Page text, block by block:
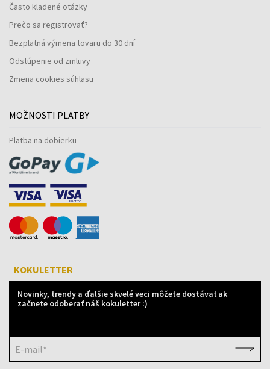
Často kladené otázky
Prečo sa registrovať?
Bezplatná výmena tovaru do 30 dní
Odstúpenie od zmluvy
Zmena cookies súhlasu
MOŽNOSTI PLATBY
Platba na dobierku
KOKULETTER
Novinky, trendy a ďalšie skvelé veci môžete dostávať ak
začnete odoberať náš kokuletter :)
E-mail*